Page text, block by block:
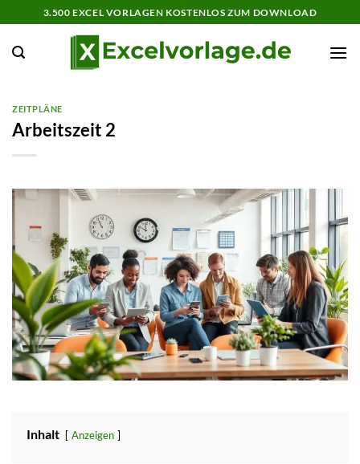
Inhalt
springen
3.500 EXCEL VORLAGEN KOSTENLOS ZUM DOWNLOAD
ZEITPLÄNE
Arbeitszeit 2
Inhalt Anzeigen